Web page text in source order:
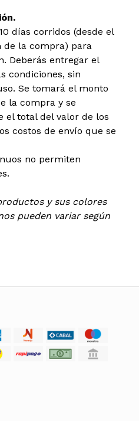
días corridos (desde el
de la compra) para
Deberás entregar el
condiciones, sin
Se tomará el monto
la compra y se
el total del valor de los
costos de envío que se
no permiten
y sus colores
pueden variar según